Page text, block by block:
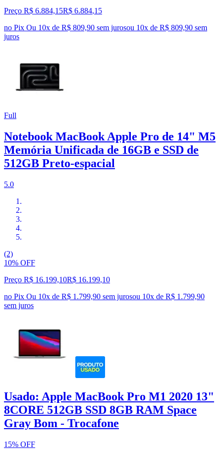
Preço R$ 6.884,15R$ 6.884,15
no Pix Ou 10x de R$ 809,90 sem jurosou 10x de R$ 809,90 sem
juros
Full
Notebook MacBook Apple Pro de 14" M5
Memória Unificada de 16GB e SSD de
512GB Preto‑espacial
5.0
(2)
10% OFF
Preço R$ 16.199,10R$ 16.199,10
no Pix Ou 10x de R$ 1.799,90 sem jurosou 10x de R$ 1.799,90
sem juros
Usado: Apple MacBook Pro M1 2020 13"
8CORE 512GB SSD 8GB RAM Space
Gray Bom - Trocafone
15% OFF